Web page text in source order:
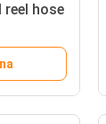
hose